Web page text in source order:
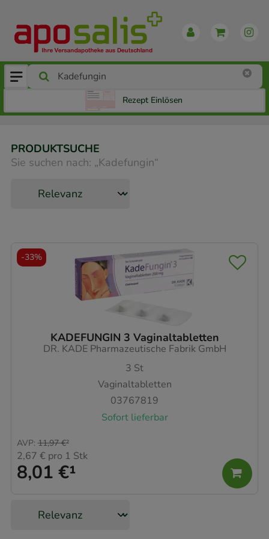
Rezept Einlösen
PRODUKTSUCHE
Sie suchen nach: „Kadefungin“
KADEFUNGIN 3 Vaginaltabletten
DR. KADE Pharmazeutische Fabrik GmbH
3 St
Vaginaltabletten
03767819
Sofort lieferbar
8,01 €¹
AVP: 11,97 €²
2,67 € pro 1 Stk
-33%